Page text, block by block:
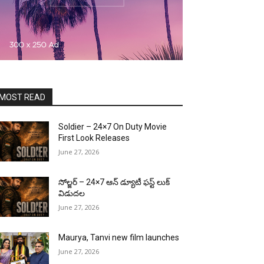
READ
Soldier – 24×7 On Duty Movie
First Look Releases
June 27, 2026
సోల్జర్ – 24×7 ఆన్ డ్యూటీ ఫస్ట్ లుక్
విడుదల
June 27, 2026
Maurya, Tanvi new film launches
June 27, 2026